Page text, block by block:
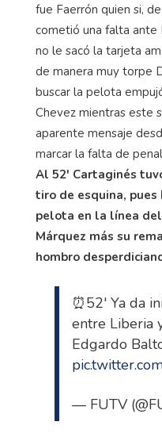
fue Faerrón quien si,
cometió una falta ante
no le sacó la tarjeta
de manera muy torpe
buscar la pelota
Chevez mientras este
aparente mensaje
marcar la falta de
Al 52' Cartaginés
tiro de esquina,
pelota en la línea
Márquez más su
hombro
⏰52' Ya da
entre Liberia
Edgardo
— FUTV